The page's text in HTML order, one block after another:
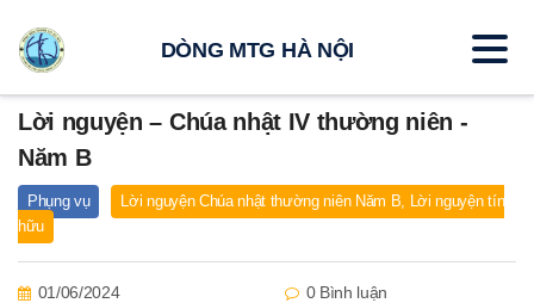
Lời nguyện – Chúa nhật IV thường niên -
Năm B
Phụng vụ Lời nguyện Chúa nhật thường niên Năm B, Lời nguyện tín
hữu
01/06/2024 0 Bình luận
DÒNG MTG HÀ NỘI